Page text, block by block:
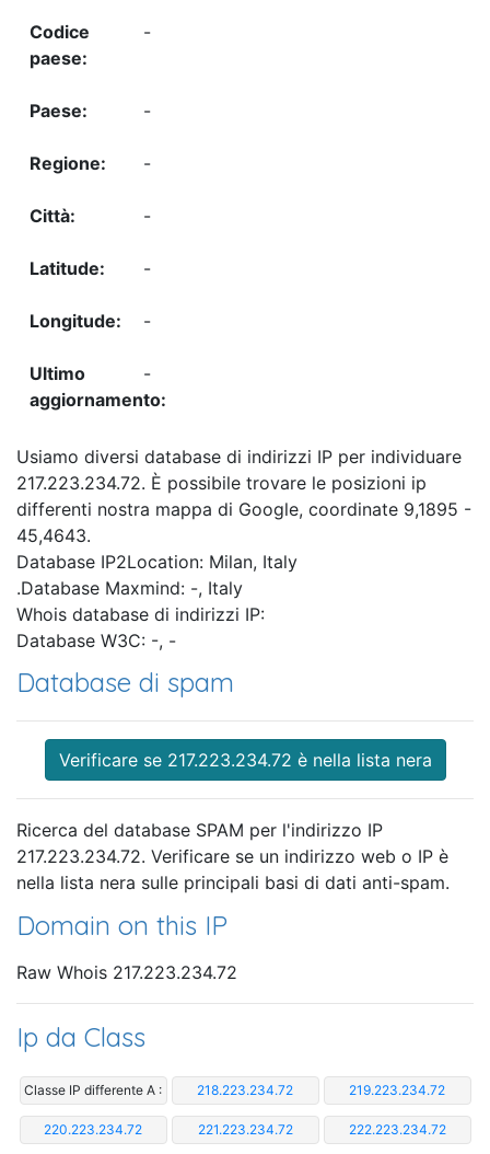
-
-
-
-
-
-
-
Usiamo diversi database di indirizzi IP per individuare
217.223.234.72. È possibile trovare le posizioni ip
differenti nostra mappa di Google, coordinate 9,1895 -
45,4643.
Database IP2Location: Milan, Italy
.Database Maxmind: -, Italy
Whois database di indirizzi IP:
Database W3C: -, -
Database di spam
Verificare se 217.223.234.72 è nella lista nera
Ricerca del database SPAM per l'indirizzo IP
217.223.234.72. Verificare se un indirizzo web o IP è
nella lista nera sulle principali basi di dati anti-spam.
Domain on this IP
Raw Whois 217.223.234.72
Ip da Class
Classe IP differente A : 218.223.234.72 219.223.234.72
220.223.234.72 221.223.234.72 222.223.234.72